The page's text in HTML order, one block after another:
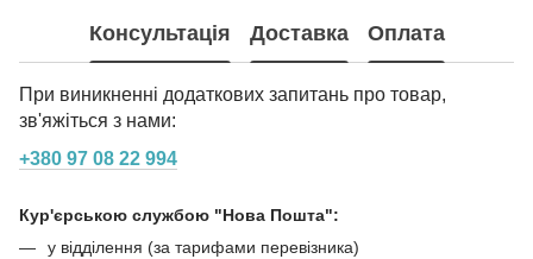
Консультація Доставка Оплата
При виникненні додаткових запитань про товар,
зв'яжіться з нами:
+380 97 08 22 994
Кур'єрською службою "Нова Пошта":
у відділення (за тарифами перевізника)